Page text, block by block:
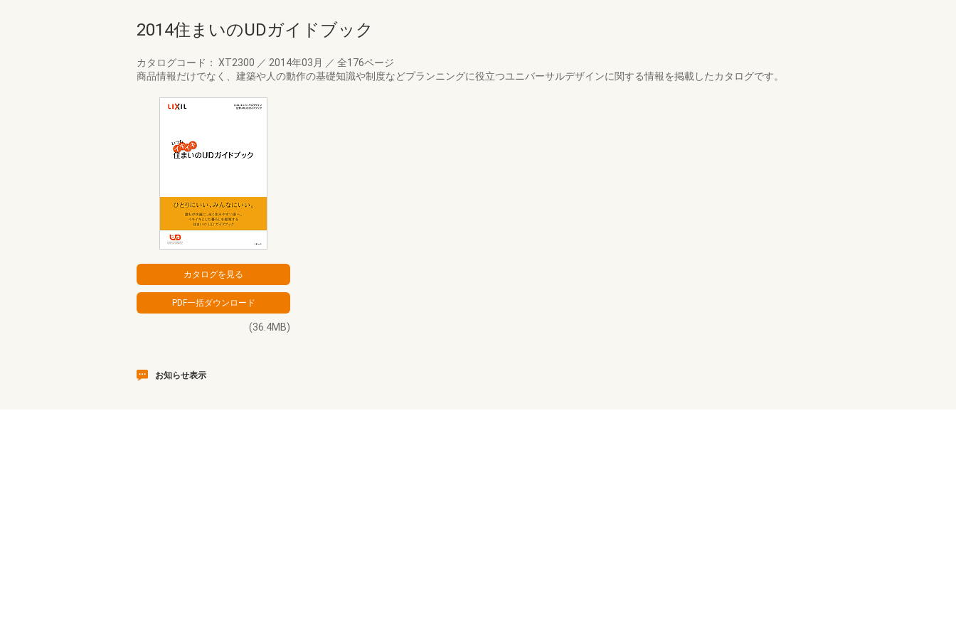
2014住まいのUDガイドブック
カタログコード： XT2300 ／ 2014年03月 ／ 全176ページ
商品情報だけでなく、建築や人の動作の基礎知識や制度などプランニングに役立つユニバーサルデザインに関する情報を掲載したカタログです。
(36.4MB)
お知らせ表示